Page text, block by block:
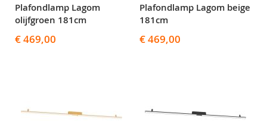
Plafondlamp Lagom
olijfgroen 181cm
€ 469,00
Plafondlamp Lagom beige
181cm
€ 469,00